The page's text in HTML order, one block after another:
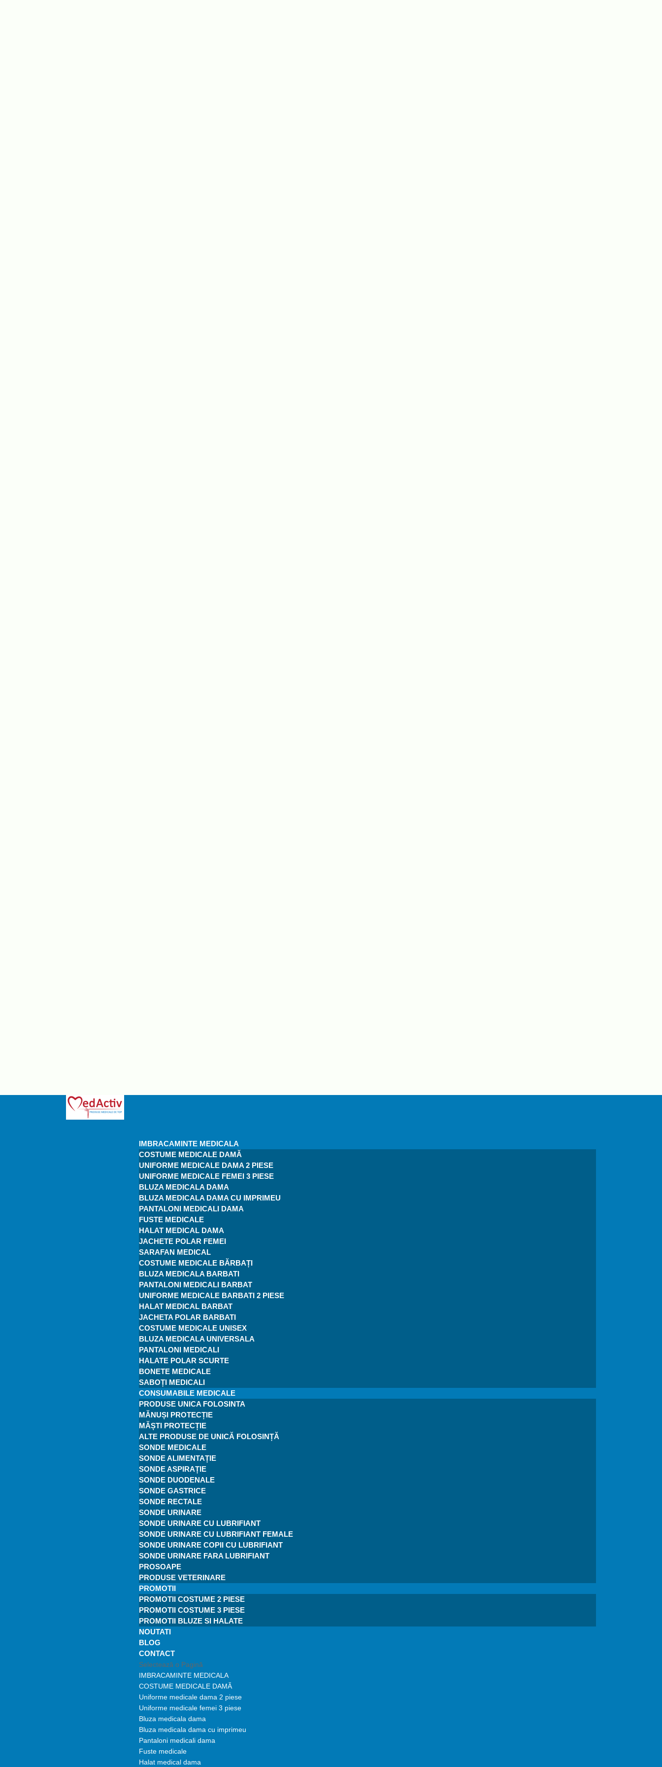
IMBRACAMINTE MEDICALA
COSTUME MEDICALE DAMĂ
UNIFORME MEDICALE DAMA 2 PIESE
UNIFORME MEDICALE FEMEI 3 PIESE
BLUZA MEDICALA DAMA
BLUZA MEDICALA DAMA CU IMPRIMEU
PANTALONI MEDICALI DAMA
FUSTE MEDICALE
HALAT MEDICAL DAMA
JACHETE POLAR FEMEI
SARAFAN MEDICAL
COSTUME MEDICALE BĂRBAȚI
BLUZA MEDICALA BARBATI
PANTALONI MEDICALI BARBAT
UNIFORME MEDICALE BARBATI 2 PIESE
HALAT MEDICAL BARBAT
JACHETA POLAR BARBATI
COSTUME MEDICALE UNISEX
BLUZA MEDICALA UNIVERSALA
PANTALONI MEDICALI
HALATE POLAR SCURTE
BONETE MEDICALE
SABOȚI MEDICALI
CONSUMABILE MEDICALE
PRODUSE UNICA FOLOSINTA
MĂNUȘI PROTECȚIE
MĂȘTI PROTECȚIE
ALTE PRODUSE DE UNICĂ FOLOSINȚĂ
SONDE MEDICALE
SONDE ALIMENTAȚIE
SONDE ASPIRAȚIE
SONDE DUODENALE
SONDE GASTRICE
SONDE RECTALE
SONDE URINARE
SONDE URINARE CU LUBRIFIANT
SONDE URINARE CU LUBRIFIANT FEMALE
SONDE URINARE COPII CU LUBRIFIANT
SONDE URINARE FARA LUBRIFIANT
PROSOAPE
PRODUSE VETERINARE
PROMOTII
PROMOTII COSTUME 2 PIESE
PROMOTII COSTUME 3 PIESE
PROMOTII BLUZE SI HALATE
NOUTATI
BLOG
CONTACT
Selectează o Pagină
IMBRACAMINTE MEDICALA
COSTUME MEDICALE DAMĂ
Uniforme medicale dama 2 piese
Uniforme medicale femei 3 piese
Bluza medicala dama
Bluza medicala dama cu imprimeu
Pantaloni medicali dama
Fuste medicale
Halat medical dama